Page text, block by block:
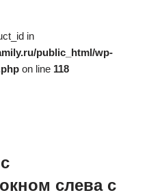
in
public_html/wp-
on line 118
слева с